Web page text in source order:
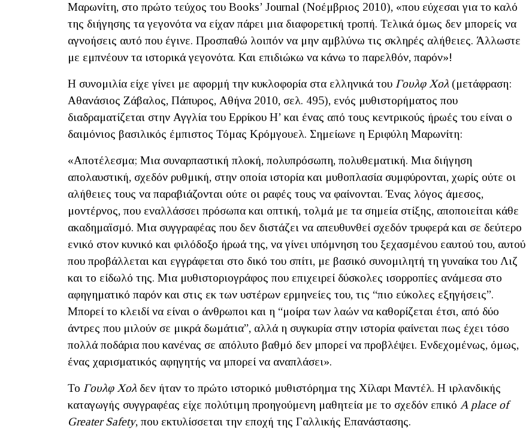
Μαρωνίτη, στο πρώτο τεύχος του Books’ Journal (Νοέμβριος 2010), «που εύχεσαι για το καλό
της διήγησης τα γεγονότα να είχαν πάρει μια διαφορετική τροπή. Τελικά όμως δεν μπορείς να
αγνοήσεις αυτό που έγινε. Προσπαθώ λοιπόν να μην αμβλύνω τις σκληρές αλήθειες. Άλλωστε
με εμπνέουν τα ιστορικά γεγονότα. Και επιδιώκω να κάνω το παρελθόν, παρόν»!
Η συνομιλία είχε γίνει με αφορμή την κυκλοφορία στα ελληνικά του Γουλφ Χολ(μετάφραση:
Αθανάσιος Ζάβαλος, Πάπυρος, Αθήνα 2010, σελ. 495), ενός μυθιστορήματος που
διαδραματίζεται στην Αγγλία του Ερρίκου Η’ και ένας από τους κεντρικούς ήρωές του είναι ο
δαιμόνιος βασιλικός έμπιστος Τόμας Κρόμγουελ. Σημείωνε η Εριφύλη Μαρωνίτη:
«Αποτέλεσμα; Μια συναρπαστική πλοκή, πολυπρόσωπη, πολυθεματική. Μια διήγηση
απολαυστική, σχεδόν ρυθμική, στην οποία ιστορία και μυθοπλασία συμφύρονται, χωρίς ούτε οι
αλήθειες τους να παραβιάζονται ούτε οι ραφές τους να φαίνονται. Ένας λόγος άμεσος,
μοντέρνος, που εναλλάσσει πρόσωπα και οπτική, τολμά με τα σημεία στίξης, αποποιείται κάθε
ακαδημαϊσμό. Μια συγγραφέας που δεν διστάζει να απευθυνθεί σχεδόν τρυφερά και σε δεύτερο
ενικό στον κυνικό και φιλόδοξο ήρωά της, να γίνει υπόμνηση του ξεχασμένου εαυτού του, αυτού
που προβάλλεται και εγγράφεται στο δικό του σπίτι, με βασικό συνομιλητή τη γυναίκα του Λιζ
και το είδωλό της. Μια μυθιστοριογράφος που επιχειρεί δύσκολες ισορροπίες ανάμεσα στο
αφηγηματικό παρόν και στις εκ των υστέρων ερμηνείες του, τις “πιο εύκολες εξηγήσεις”.
Μπορεί το κλειδί να είναι ο άνθρωποι και η “μοίρα των λαών να καθορίζεται έτσι, από δύο
άντρες που μιλούν σε μικρά δωμάτια”, αλλά η συγκυρία στην ιστορία φαίνεται πως έχει τόσο
πολλά ποδάρια που κανένας σε απόλυτο βαθμό δεν μπορεί να προβλέψει. Ενδεχομένως, όμως,
ένας χαρισματικός αφηγητής να μπορεί να αναπλάσει».
Το Γουλφ Χολδεν ήταν το πρώτο ιστορικό μυθιστόρημα της Χίλαρι Μαντέλ. Η ιρλανδικής
καταγωγής συγγραφέας είχε πολύτιμη προηγούμενη μαθητεία με το σχεδόν επικό A place of
Greater Safety, που εκτυλίσσεται την εποχή της Γαλλικής Επανάστασης.